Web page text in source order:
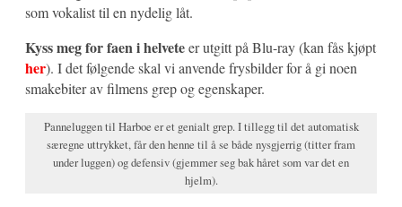
som vokalist til en nydelig låt.
Kyss meg for faen i helveteer utgitt på Blu-ray (kan fås kjøpt
her). I det følgende skal vi anvende frysbilder for å gi noen
smakebiter av filmens grep og egenskaper.
Panneluggen til Harboe er et genialt grep. I tillegg til det automatisk
særegne uttrykket, får den henne til å se både nysgjerrig (titter fram
under luggen) og defensiv (gjemmer seg bak håret som var det en
hjelm).